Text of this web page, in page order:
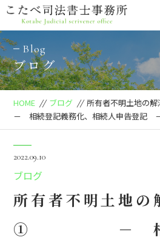
Blog
ブログ
HOME // ブログ // 所有者不明土
－ 相続登記義務化、相続人申告登記
2022.09.10
ブログ
所有者不明土地の
① － 相続